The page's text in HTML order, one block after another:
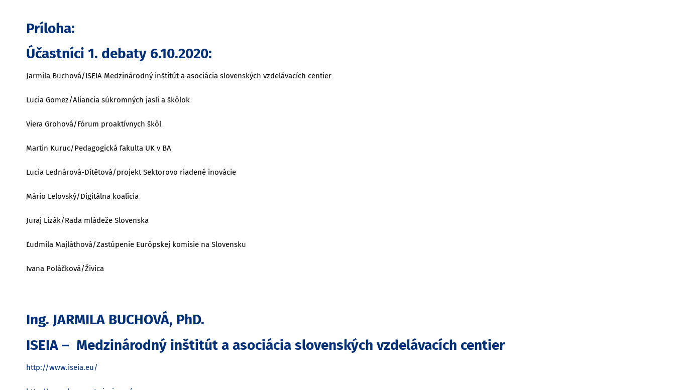
Príloha:
Účastníci 1. debaty 6.10.2020:
Jarmila Buchová/ISEIA Medzinárodný inštitút a asociácia slovenských vzdelávacích centier
Lucia Gomez/Aliancia súkromných jaslí a škôlok
Viera Grohová/Fórum proaktívnych škôl
Martin Kuruc/Pedagogická fakulta UK v BA
Lucia Lednárová-Dítětová/projekt Sektorovo riadené inovácie
Mário Lelovský/Digitálna koalícia
Juraj Lizák/Rada mládeže Slovenska
Ľudmila Majláthová/Zastúpenie Európskej komisie na Slovensku
Ivana Poláčková/Živica
Ing. JARMILA BUCHOVÁ, PhD.
ISEIA – Medzinárodný inštitút a asociácia slovenských vzdelávacích centier
http://www.iseia.eu/